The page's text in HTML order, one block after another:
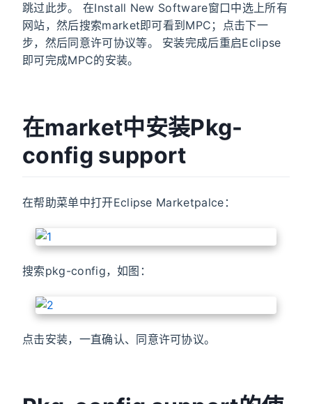
跳过此步。 在Install New Software窗口中选上所有
网站，然后搜索market即可看到MPC；点击下一
步，然后同意许可协议等。 安装完成后重启Eclipse
即可完成MPC的安装。
在market中安装Pkg-
config support
在帮助菜单中打开Eclipse Marketpalce：
搜索pkg-config，如图：
点击安装，一直确认、同意许可协议。